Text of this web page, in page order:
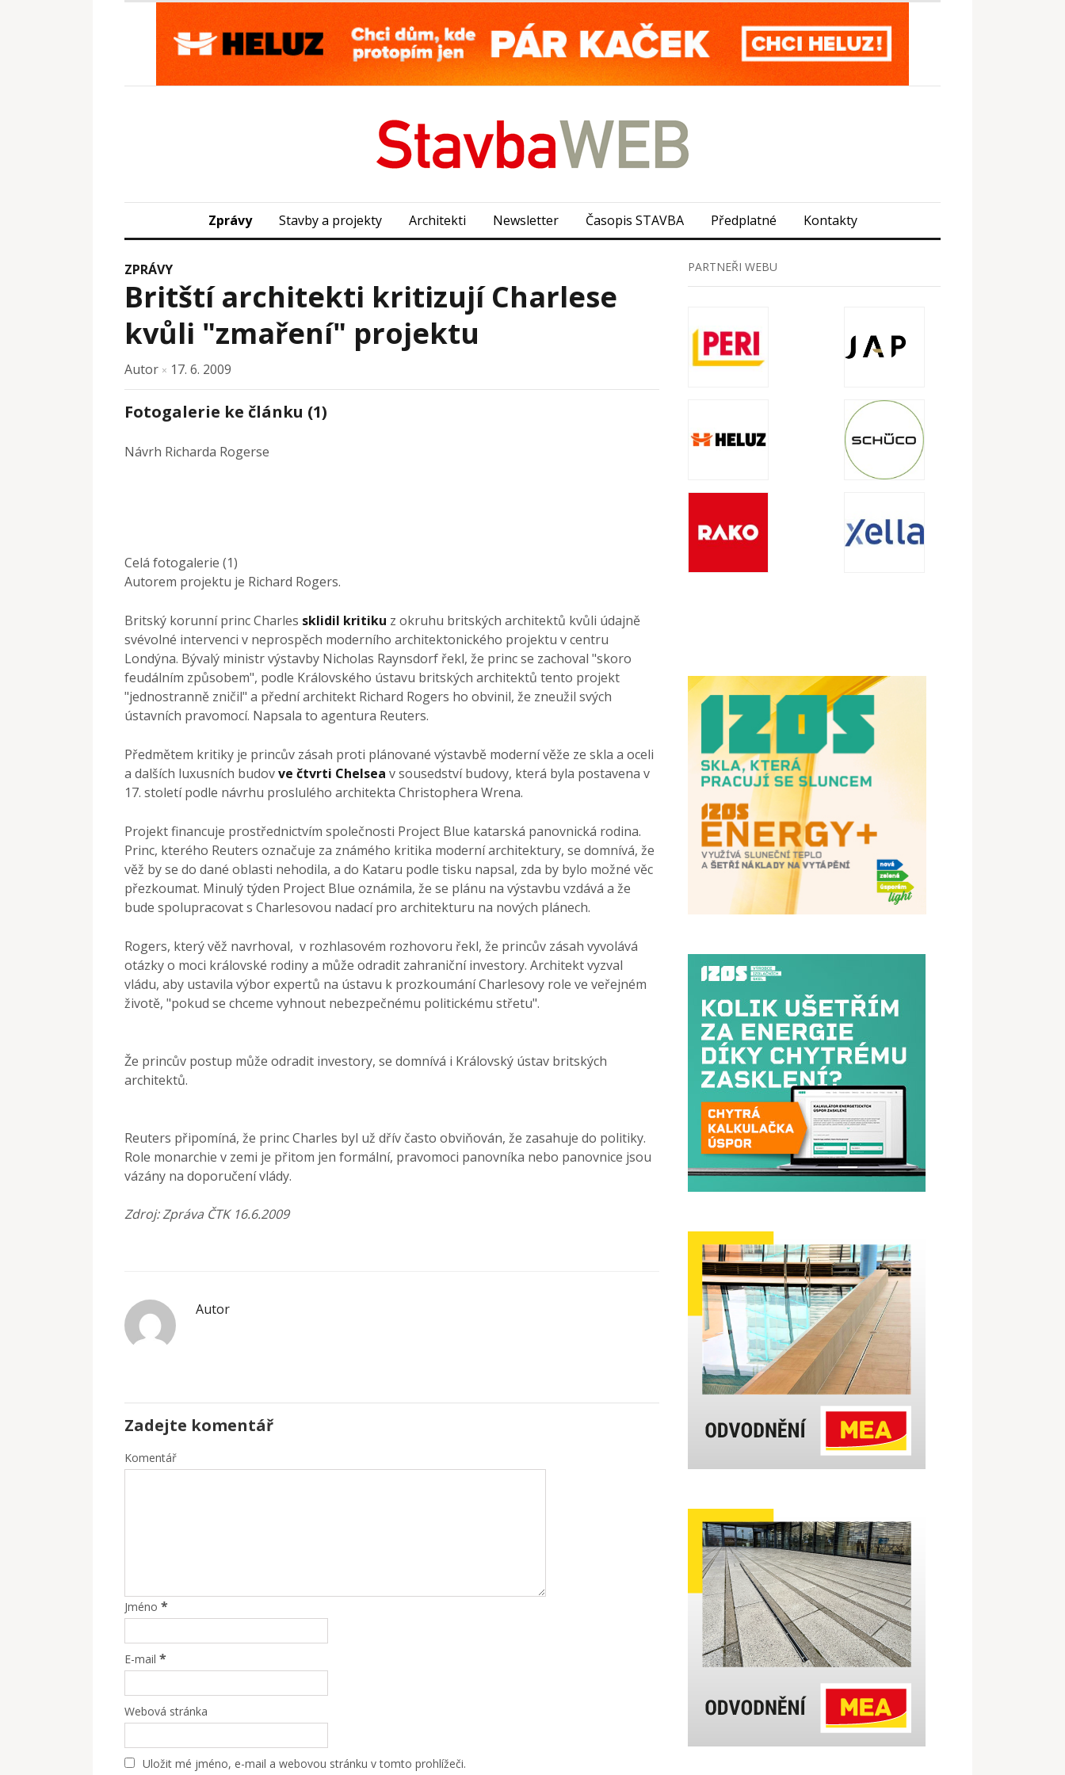
Zprávy Stavby a projekty Architekti Newsletter Časopis STAVBA Předplatné Kontakty
ZPRÁVY
Britští architekti kritizují Charlese
kvůli "zmaření" projektu
Autor × 17. 6. 2009
Fotogalerie ke článku (1)
Návrh Richarda Rogerse
Celá fotogalerie (1)
Autorem projektu je Richard Rogers.
Britský korunní princ Charles sklidil kritiku z okruhu britských architektů kvůli údajně
svévolné intervenci v neprospěch moderního architektonického projektu v centru
Londýna. Bývalý ministr výstavby Nicholas Raynsdorf řekl, že princ se zachoval "skoro
feudálním způsobem", podle Královského ústavu britských architektů tento projekt
"jednostranně zničil" a přední architekt Richard Rogers ho obvinil, že zneužil svých
ústavních pravomocí. Napsala to agentura Reuters.
Předmětem kritiky je princův zásah proti plánované výstavbě moderní věže ze skla a oceli
a dalších luxusních budovve čtvrti Chelsea v sousedství budovy, která byla postavena v
17. století podle návrhu proslulého architekta Christophera Wrena.
Projekt financuje prostřednictvím společnosti Project Blue katarská panovnická rodina.
Princ, kterého Reuters označuje za známého kritika moderní architektury, se domnívá, že
věž by se do dané oblasti nehodila, a do Kataru podle tisku napsal, zda by bylo možné věc
přezkoumat. Minulý týden Project Blue oznámila, že se plánu na výstavbu vzdává a že
bude spolupracovat s Charlesovou nadací pro architekturu na nových plánech.
Rogers, který věž navrhoval, v rozhlasovém rozhovoru řekl, že princův zásah vyvolává
otázky o moci královské rodiny a může odradit zahraniční investory. Architekt vyzval
vládu, aby ustavila výbor expertů na ústavu k prozkoumání Charlesovy role ve veřejném
životě, "pokud se chceme vyhnout nebezpečnému politickému střetu".
Že princův postup může odradit investory, se domnívá i Královský ústav britských
architektů.
Reuters připomíná, že princ Charles byl už dřív často obviňován, že zasahuje do politiky.
Role monarchie v zemi je přitom jen formální, pravomoci panovníka nebo panovnice jsou
vázány na doporučení vlády.
Zdroj: Zpráva ČTK 16.6.2009
Autor
Zadejte komentář
Komentář
Jméno *
E-mail *
Webová stránka
Uložit mé jméno, e-mail a webovou stránku v tomto prohlížeči.
PARTNEŘI WEBU